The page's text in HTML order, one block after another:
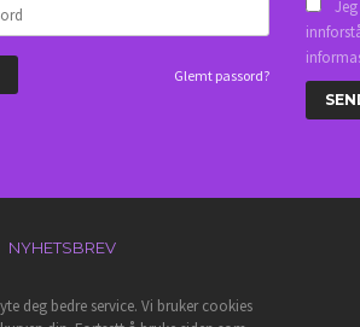
Glemt passord?
NYHETSBREV
deg bedre service. Vi bruker cookies